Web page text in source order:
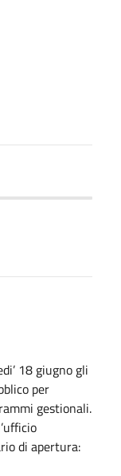
18 giugno gli
per
gestionali.
di apertura: